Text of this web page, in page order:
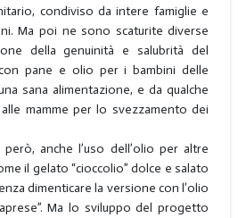
condiviso da intere famiglie e
Ma poi ne sono scaturite diverse
della genuinità e salubrità del
pane e olio per i bambini delle
sana alimentazione, e da qualche
mamme per lo svezzamento dei
anche l’uso dell’olio per altre
il gelato “cioccolio” dolce e salato
dimenticare la versione con l’olio
Ma lo sviluppo del progetto